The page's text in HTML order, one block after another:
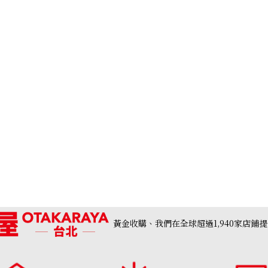
黃金收購、我們在全球超過1,940家店鋪